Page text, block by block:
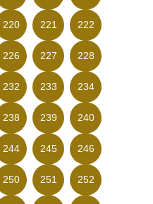
220 221 222
226 227 228
232 233 234
238 239 240
244 245 246
250 251 252